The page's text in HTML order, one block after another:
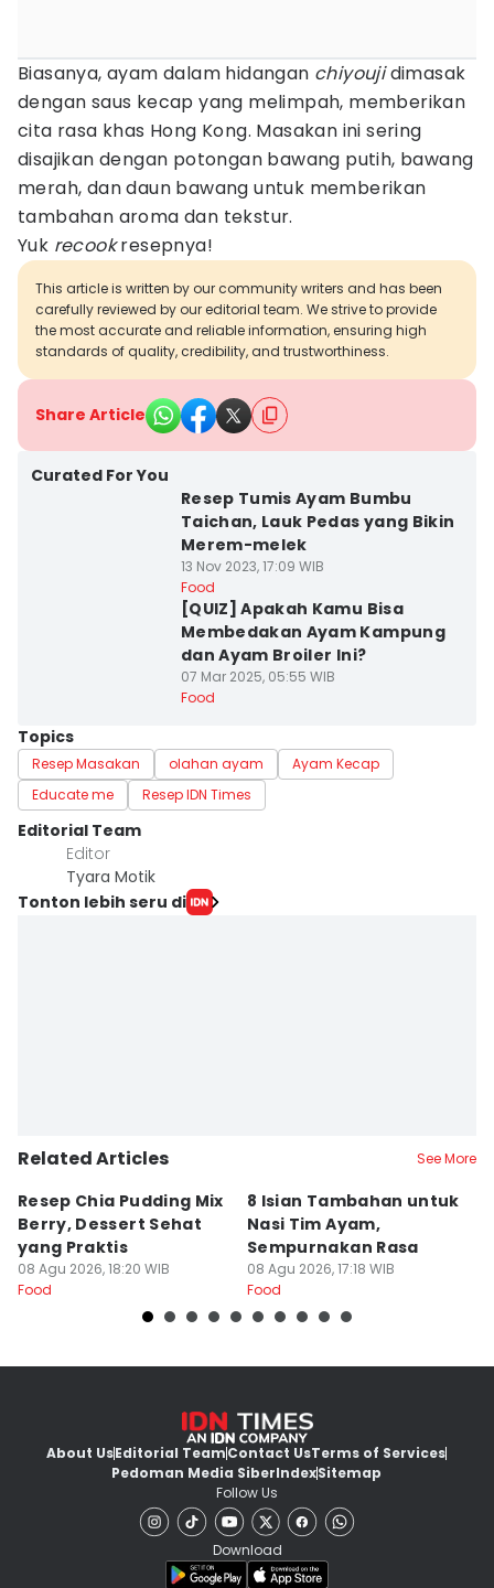
Biasanya, ayam dalam hidangan chiyoujidimasak
dengan saus kecap yang melimpah, memberikan
cita rasa khas Hong Kong. Masakan ini sering
disajikan dengan potongan bawang putih, bawang
merah, dan daun bawang untuk memberikan
tambahan aroma dan tekstur.
Yuk recookresepnya!
This article is written by our community writers and has been
carefully reviewed by our editorial team. We strive to provide
the most accurate and reliable information, ensuring high
standards of quality, credibility, and trustworthiness.
Share Article
Curated For You
Resep Tumis Ayam Bumbu
Taichan, Lauk Pedas yang Bikin
Merem-melek
13 Nov 2023, 17:09 WIB
Food
[QUIZ] Apakah Kamu Bisa
Membedakan Ayam Kampung
dan Ayam Broiler Ini?
07 Mar 2025, 05:55 WIB
Food
Topics
Resep Masakan olahan ayam
Ayam Kecap
Educate me
Resep IDN Times
Editorial Team
Editor
Tyara Motik
Tonton lebih seru di
Related Articles See More
Resep Chia Pudding Mix
Berry, Dessert Sehat
yang Praktis
08 Agu 2026, 18:20 WIB
Food
8 Isian Tambahan untuk
Nasi Tim Ayam,
Sempurnakan Rasa
08 Agu 2026, 17:18 WIB
Food
About UsEditorial TeamContact UsTerms of Services
Pedoman Media SiberIndexSitemap
Follow Us
Download